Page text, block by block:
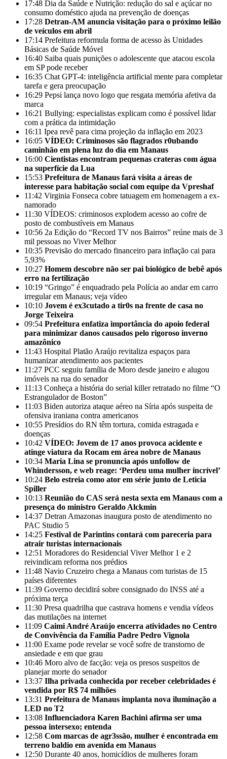
17:48 Dia da Saúde e Nutrição: redução do sal e açúcar no
consumo doméstico ajuda na prevenção de doenças
17:28 Detran-AM anuncia visitação para o próximo leilão
de veículos em abril
17:14 Prefeitura reformula forma de acesso às Unidades
Básicas de Saúde Móvel
16:40 Saiba quais punições o adolescente que atacou escola
em SP pode receber
16:35 Chat GPT-4: inteligência artificial mente para completar
tarefa e gera preocupação
16:29 Pepsi lança novo logo que resgata memória afetiva da
marca
16:21 Bullying: especialistas explicam como é possível lidar
com a prática da intimidação
16:11 Ipea revê para cima projeção da inflação em 2023
16:05 VÍDEO: Criminosos são flagrados r0ubando
caminhão em plena luz do dia em Manaus
16:00 Cientistas encontram pequenas crateras com água
na superfície da Lua
15:53 Prefeitura de Manaus fará visita a áreas de
interesse para habitação social com equipe da Vpreshaf
11:42 Virginia Fonseca cobre tatuagem em homenagem a ex-
namorado
11:30 VÍDEOS: criminosos explodem acesso ao cofre de
posto de combustíveis em Manaus
10:56 2a Edição do “Record TV nos Bairros” reúne mais de 3
mil pessoas no Viver Melhor
10:35 Previsão do mercado financeiro para inflação cai para
5,93%
10:27 Homem descobre não ser pai biológico de bebê após
erro na fertilização
10:19 “Gringo” é enquadrado pela Polícia ao andar em carro
irregular em Manaus; veja vídeo
10:10 Jovem é ex3cutado a tir0s na frente de casa no
Jorge Teixeira
09:54 Prefeitura enfatiza importância do apoio federal
para minimizar danos causados pelo rigoroso inverno
amazônico
11:43 Hospital Platão Araújo revitaliza espaços para
humanizar atendimento aos pacientes
11:27 PCC seguiu família de Moro desde janeiro e alugou
imóveis na rua do senador
11:13 Conheça a história do serial killer retratado no filme “O
Estrangulador de Boston”
11:03 Biden autoriza ataque aéreo na Síria após suspeita de
ofensiva iraniana contra americanos
10:55 Presídios do RN têm tortura, comida estragada e
doenças
10:42 VÍDEO: Jovem de 17 anos provoca acidente e
atinge viatura da Rocam em área nobre de Manaus
10:34 Maria Lina se pronuncia após unfollow de
Whindersson, e web reage: ‘Perdeu uma mulher incrível’
10:24 Belo estreia como ator em série junto de Leticia
Spiller
10:13 Reunião do CAS será nesta sexta em Manaus com a
presença do ministro Geraldo Alckmin
14:37 Detran Amazonas inaugura posto de atendimento no
PAC Studio 5
14:25 Festival de Parintins contará com pareceria para
atrair turistas internacionais
12:51 Moradores do Residencial Viver Melhor 1 e 2
reivindicam reforma nos prédios
11:48 Navio Cruzeiro chega a Manaus com turistas de 15
países diferentes
11:39 Governo decidirá sobre consignado do INSS até a
próxima terça
11:30 Presa quadrilha que castrava homens e vendia vídeos
das mutilações na internet
11:09 Caimi André Araújo encerra atividades no Centro
de Convivência da Família Padre Pedro Vignola
11:00 Exame pode revelar se você sofre de transtorno de
ansiedade e em que grau
10:46 Moro alvo de facção: veja os presos suspeitos de
planejar morte do senador
13:37 Ilha privada conhecida por receber celebridades é
vendida por R$ 74 milhões
13:31 Prefeitura de Manaus implanta nova iluminação a
LED no T2
13:08 Influenciadora Karen Bachini afirma ser uma
pessoa intersexo; entenda
12:58 Com marcas de agr3ssão, mulher é encontrada em
terreno baldio em avenida em Manaus
12:50 Durante 40 anos, homicídios de mulheres foram